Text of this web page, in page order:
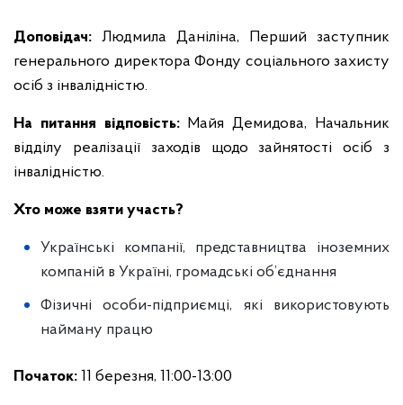
Доповідач: Людмила Даніліна, Перший заступник
генерального директора Фонду соціального захисту
осіб з інвалідністю.
На питання відповість:Майя Демидова, Начальник
відділу реалізації заходів щодо зайнятості осіб з
інвалідністю.
Хто може взяти участь?
Українські компанії, представництва іноземних
компаній в Україні, громадські об’єднання
Фізичні особи-підприємці, які використовують
найману працю
Початок: 11 березня, 11:00-13:00